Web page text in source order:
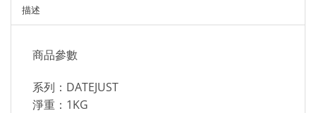
描述
商品參數
系列：DATEJUST
淨重：1KG